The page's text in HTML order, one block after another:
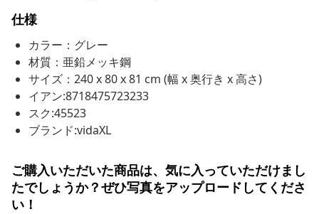
仕様
カラー：グレー
材質：亜鉛メッキ鋼
サイズ：240 x 80 x 81 cm (幅 x 奥行き x 高さ)
イアン:8718475723233
スク:45523
ブランド:vidaXL
ご購入いただいた商品は、気に入っていただけまし
たでしょうか？ぜひ写真をアップロードしてくださ
い！